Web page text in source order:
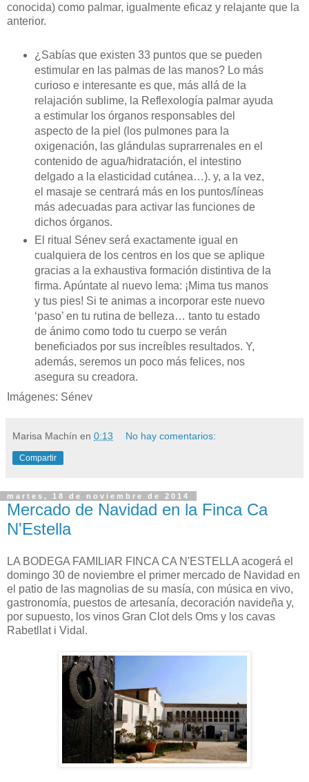
conocida) como palmar, igualmente eficaz y relajante que la
anterior.
¿Sabías que existen 33 puntos que se pueden
estimular en las palmas de las manos? Lo más
curioso e interesante es que, más allá de la
relajación sublime, la Reflexología palmar ayuda
a estimular los órganos responsables del
aspecto de la piel (los pulmones para la
oxigenación, las glándulas suprarrenales en el
contenido de agua/hidratación, el intestino
delgado a la elasticidad cutánea…). y, a la vez,
el masaje se centrará más en los puntos/líneas
más adecuadas para activar las funciones de
dichos órganos.
El ritual Sénev será exactamente igual en
cualquiera de los centros en los que se aplique
gracias a la exhaustiva formación distintiva de la
firma. Apúntate al nuevo lema: ¡Mima tus manos
y tus pies! Si te animas a incorporar este nuevo
‘paso’ en tu rutina de belleza… tanto tu estado
de ánimo como todo tu cuerpo se verán
beneficiados por sus increíbles resultados. Y,
además, seremos un poco más felices, nos
asegura su creadora.
Imágenes: Sénev
Marisa Machín en 0:13 No hay comentarios:
Compartir
martes, 18 de noviembre de 2014
Mercado de Navidad en la Finca Ca
N'Estella
LA BODEGA FAMILIAR FINCA CA N'ESTELLA acogerá el
domingo 30 de noviembre el primer mercado de Navidad en
el patio de las magnolias de su masía, con música en vivo,
gastronomía, puestos de artesanía, decoración navideña y,
por supuesto, los vinos Gran Clot dels Oms y los cavas
Rabetllat i Vidal.